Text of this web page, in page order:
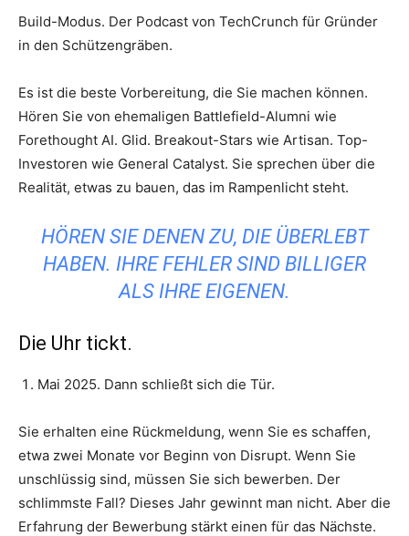
Build-Modus. Der Podcast von TechCrunch für Gründer
in den Schützengräben.
Es ist die beste Vorbereitung, die Sie machen können.
Hören Sie von ehemaligen Battlefield-Alumni wie
Forethought AI. Glid. Breakout-Stars wie Artisan. Top-
Investoren wie General Catalyst. Sie sprechen über die
Realität, etwas zu bauen, das im Rampenlicht steht.
HÖREN SIE DENEN ZU, DIE ÜBERLEBT
HABEN. IHRE FEHLER SIND BILLIGER
ALS IHRE EIGENEN.
Die Uhr tickt.
Mai 2025. Dann schließt sich die Tür.
Sie erhalten eine Rückmeldung, wenn Sie es schaffen,
etwa zwei Monate vor Beginn von Disrupt. Wenn Sie
unschlüssig sind, müssen Sie sich bewerben. Der
schlimmste Fall? Dieses Jahr gewinnt man nicht. Aber die
Erfahrung der Bewerbung stärkt einen für das Nächste.